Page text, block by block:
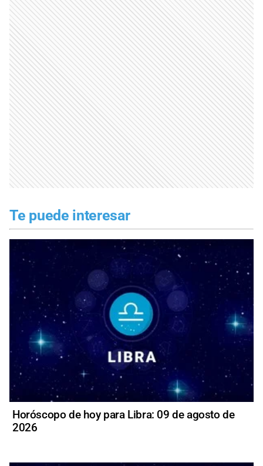
Te puede interesar
Horóscopo de hoy para Libra: 09 de agosto de
2026